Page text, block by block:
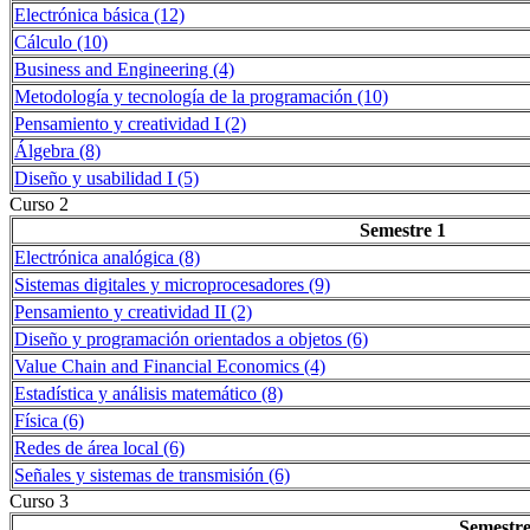
Electrónica básica (12)
Cálculo (10)
Business and Engineering (4)
Metodología y tecnología de la programación (10)
Pensamiento y creatividad I (2)
Álgebra (8)
Diseño y usabilidad I (5)
Curso 2
Semestre 1
Electrónica analógica (8)
Sistemas digitales y microprocesadores (9)
Pensamiento y creatividad II (2)
Diseño y programación orientados a objetos (6)
Value Chain and Financial Economics (4)
Estadística y análisis matemático (8)
Física (6)
Redes de área local (6)
Señales y sistemas de transmisión (6)
Curso 3